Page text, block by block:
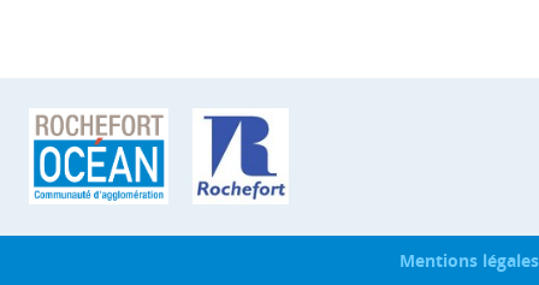
Mentions légales